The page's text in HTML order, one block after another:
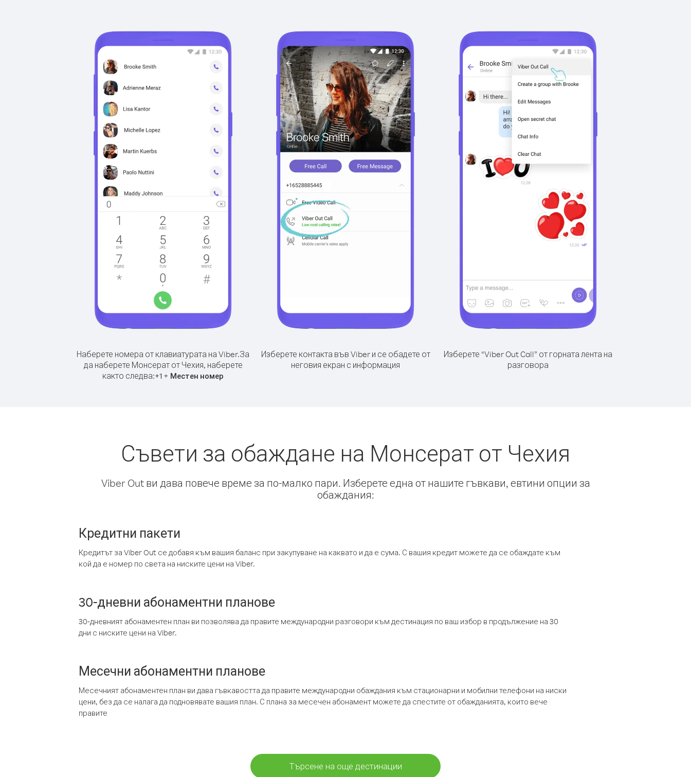
Наберете номера от клавиатурата на Viber.За
да наберете Монсерат от Чехия, наберете
както следва:+1 + Местен номер
Изберете контакта във Viber и се обадете от
неговия екран с информация
Изберете “Viber Out Call” от горната лента на
разговора
Съвети за обаждане на Монсерат от Чехия
Viber Out ви дава повече време за по-малко пари. Изберете една от нашите гъвкави, евтини опции за
обаждания:
Кредитни пакети
Кредитът за Viber Out се добавя към вашия баланс при закупуване на каквато и да е сума. С вашия кредит можете да се обаждате към
кой да е номер по света на ниските цени на Viber.
30-дневни абонаментни планове
30-дневният абонаментен план ви позволява да правите международни разговори към дестинация по ваш избор в продължение на 30
дни с ниските цени на Viber.
Месечни абонаментни планове
Месечният абонаментен план ви дава гъвкавостта да правите международни обаждания към стационарни и мобилни телефони на ниски
цени, без да се налага да подновявате вашия план. С плана за месечен абонамент можете да спестите от обажданията, които вече
правите
Търсене на още дестинации